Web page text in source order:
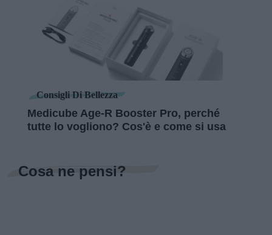
Consigli Di Bellezza
Medicube Age-R Booster Pro, perché
tutte lo vogliono? Cos'è e come si usa
Cosa ne pensi?